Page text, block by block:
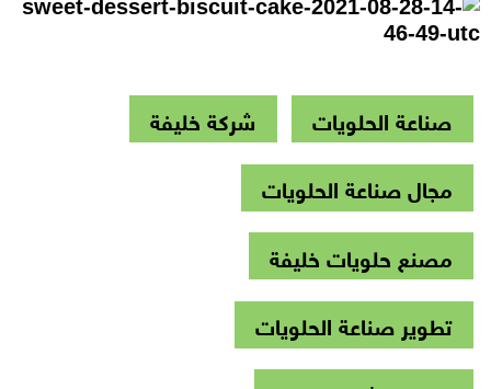
صناعة الحلويات
شركة خليفة
مجال صناعة الحلويات
مصنع حلويات خليفة
تطوير صناعة الحلويات